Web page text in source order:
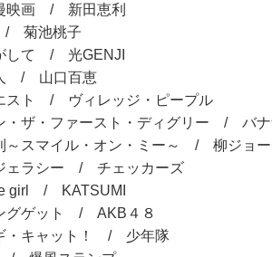
映画 / 新田恵利
/ 菊池桃子
して / 光GENJI
/ 山口百恵
スト / ヴィレッジ・ピープル
・ザ・ファースト・ディグリー / バナ
スマイル・オン・ミー～ / 柳ジョー
ェラシー / チェッカーズ
girl / KATSUMI
グゲット / AKB４８
・キャット！ / 少年隊